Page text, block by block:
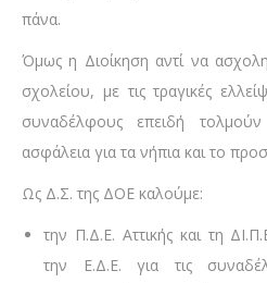
πάνα.
Όμως η Διοίκηση αντί να
σχολείου, με τις τραγικές
συναδέλφους επειδή
ασφάλεια για τα νήπια και το
Ως Δ.Σ. της ΔΟΕ καλούμε:
την Π.Δ.Ε. Αττικής και τη
την Ε.Δ.Ε. για τις